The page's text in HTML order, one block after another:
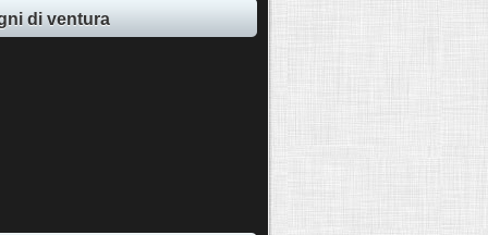
di ventura